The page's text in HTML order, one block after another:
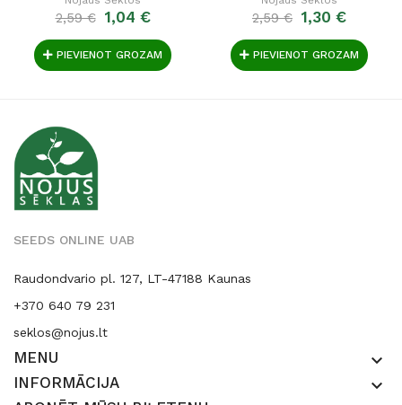
2,59 € 1,04 €
PIEVIENOT GROZAM
2,59 € 1,30 €
PIEVIENOT GROZAM
SEEDS ONLINE UAB
Raudondvario pl. 127, LT-47188 Kaunas
+370 640 79 231
seklos@nojus.lt
MENU keyboard_arrow_down
INFORMĀCIJA keyboard_arrow_down